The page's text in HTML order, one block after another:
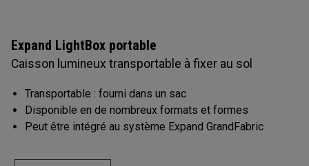
Expand LightBox portable
Caisson lumineux transportable à fixer au sol
Transportable : fourni dans un sac
Disponible en de nombreux formats et formes
Peut être intégré au système Expand GrandFabric